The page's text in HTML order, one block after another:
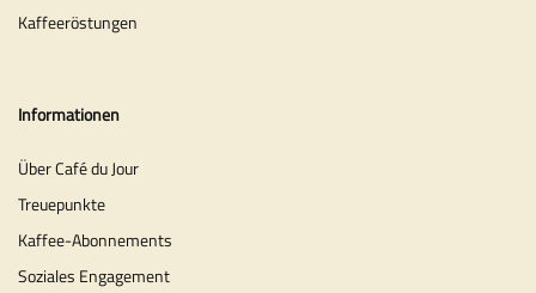
Kaffeeröstungen
Informationen
Über Café du Jour
Treuepunkte
Kaffee-Abonnements
Soziales Engagement